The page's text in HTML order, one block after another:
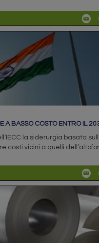
A BASSO COSTO ENTRO IL
la siderurgia basata
costi vicini a quelli